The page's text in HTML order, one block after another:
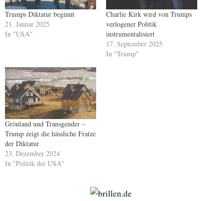
Trumps Diktatur beginnt
21. Januar 2025
In "USA"
Charlie Kirk wird von Trumps
verlogener Politik
instrumentalisiert
17. September 2025
In "Trump"
Grönland und Transgender –
Trump zeigt die hässliche Fratze
der Diktatur
23. Dezember 2024
In "Politik der USA"